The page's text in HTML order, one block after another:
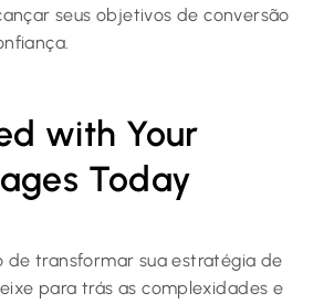
seus objetivos de conversão
with Your
Today
de transformar sua estratégia de
para trás as complexidades e